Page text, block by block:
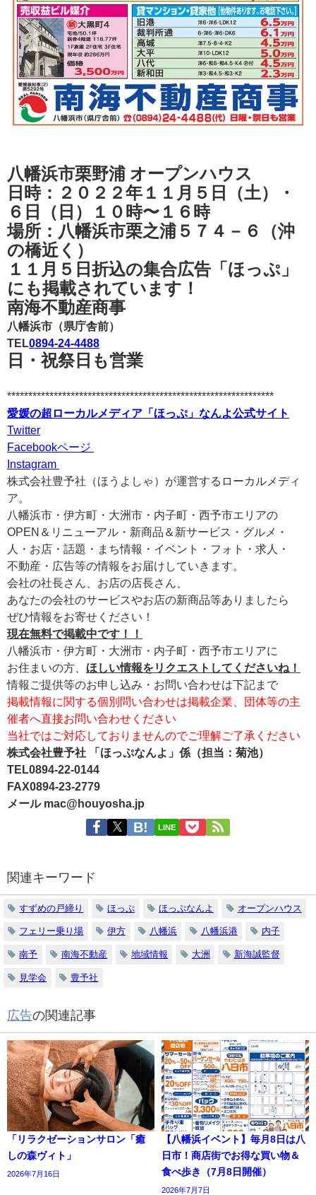
八幡浜市栗野浦 オープンハウス
日時：２０２２年１１月５日（土）・
６日（日）１０時〜１６時
場所：八幡浜市栗之浦５７４－６（沖
の橋近く）
１１月５日折込の集合広告「ほっぷ」
にも掲載されています！
南海不動産商事
八幡浜市（県庁舎前）
TEL 0894-24-4488
日・祝祭日も営業
***************************************************************
愛媛の超ローカルメディア「ほっぷ」なんよ公式サイト
Twitter
Facebookページ
Instagram
株式会社豊予社（ほうよしゃ）が運営するローカルメディ
ア。
八幡浜市・伊方町・大洲市・内子町・西予市エリアの
OPEN＆リニューアル・新商品＆新サービス・グルメ・
人・お店・話題・まち情報・イベント・フォト・求人・
不動産・広告等の情報をお届けしていきます。
会社の社長さん、お店の店長さん、
あなたの会社のサービスやお店の新商品等ありましたら
ぜひ情報をお寄せください！
現在無料で掲載中です！！
八幡浜市・伊方町・大洲市・内子町・西予市エリアに
お住まいの方、 ほしい情報をリクエストしてくださいね！
情報ご提供等のお申し込み・お問い合わせは下記まで
掲載情報に関する個別問い合わせは掲載企業、団体等の主
催者へ直接お問い合わせください
当社ではご対応しておりませんのでご理解ご了承ください
株式会社豊予社 「ほっぷなんよ」係（担当：菊池）
TEL0894-22-0144
FAX0894-23-2779
メール mac@houyosha.jp
LINE
関連キーワード
すずめの戸締り ほっぷ ほっぷなんよ オープンハウス
フェリー乗り場 伊方 八幡浜 八幡浜港 内子
南予 南海不動産 地域情報 大洲 新海誠監督
見学会 豊予社
広告の関連記事
「リラクゼーションサロン「癒
しの森ヴィト」
2026年7月16日
【八幡浜イベント】毎月8日は八
日市！商店街でお得な買い物＆
食べ歩き（7月8日開催）
2026年7月7日